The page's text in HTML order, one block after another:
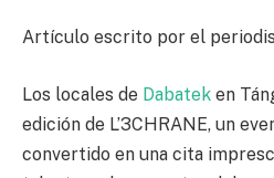
Artículo escrito por el
Los locales de Dabatek en
edición de L’3CHRANE, un
convertido en una cita